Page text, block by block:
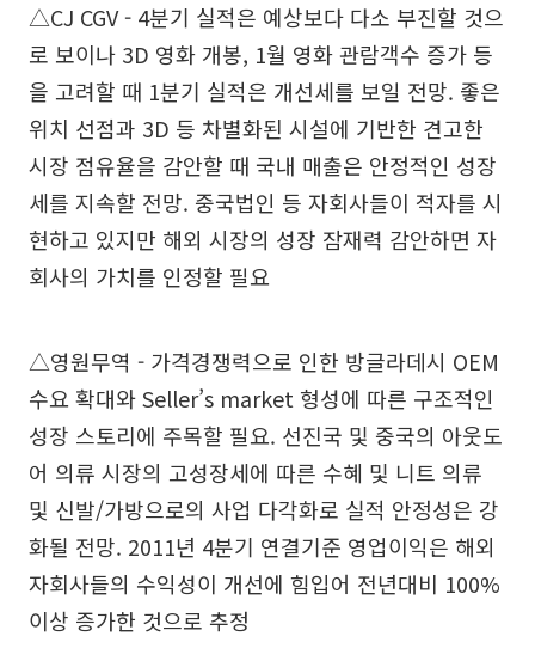
△CJ CGV - 4분기 실적은 예상보다 다소 부진할 것으
로 보이나 3D 영화 개봉, 1월 영화 관람객수 증가 등
을 고려할 때 1분기 실적은 개선세를 보일 전망. 좋은
위치 선점과 3D 등 차별화된 시설에 기반한 견고한
시장 점유율을 감안할 때 국내 매출은 안정적인 성장
세를 지속할 전망. 중국법인 등 자회사들이 적자를 시
현하고 있지만 해외 시장의 성장 잠재력 감안하면 자
회사의 가치를 인정할 필요
△영원무역 - 가격경쟁력으로 인한 방글라데시 OEM
수요 확대와 Seller’s market 형성에 따른 구조적인
성장 스토리에 주목할 필요. 선진국 및 중국의 아웃도
어 의류 시장의 고성장세에 따른 수혜 및 니트 의류
및 신발/가방으로의 사업 다각화로 실적 안정성은 강
화될 전망. 2011년 4분기 연결기준 영업이익은 해외
자회사들의 수익성이 개선에 힘입어 전년대비 100%
이상 증가한 것으로 추정